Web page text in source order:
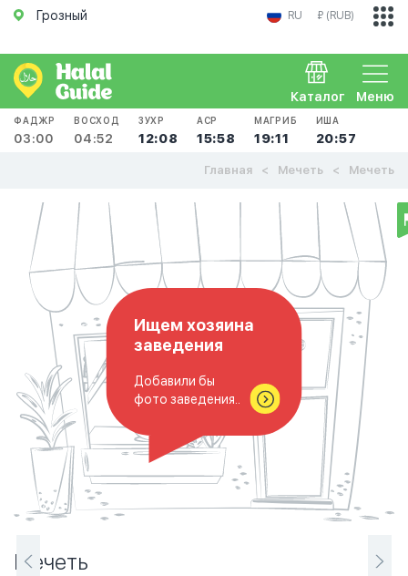
Грозный RU ₽ (RUB)
Меню
Каталог
ФАДЖР
03:00
ВОСХОД
04:52
ЗУХР
12:08
АСР
15:58
МАГРИБ
19:11
ИША
20:57
Главная Мечеть Мечеть
Ищем хозяина
заведения
Добавили бы
фото заведения..
Мечеть